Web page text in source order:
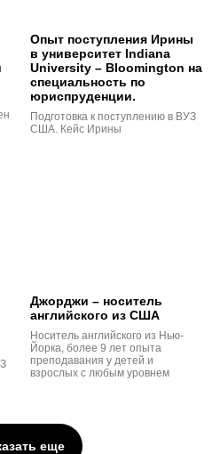
Опыт поступления Ирины
в университет Indiana
University – Bloomington на
специальность по
юриспруденции.
Подготовка к поступлению в ВУЗ
США. Кейс Ирины
Джорджи – носитель
английского из США
Носитель английского из Нью-
Йорка, более 9 лет опыта
преподавания у детей и
взрослых с любым уровнем
еще